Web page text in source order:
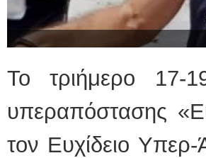
Το τριήμερο 17-
υπεραπόστασης
τον Ευχίδειο